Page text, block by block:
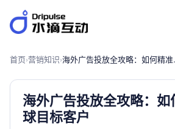
首页›营销知识› 海外
海外广告投放全攻略：
球目标客户